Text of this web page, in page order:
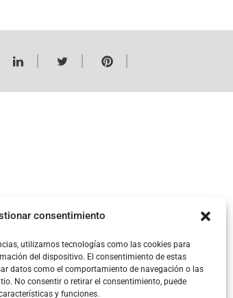
consentimiento
utilizamos tecnologías como las cookies para
del dispositivo. El consentimiento de estas
datos como el comportamiento de navegación o las
No consentir o retirar el consentimiento, puede
y funciones.